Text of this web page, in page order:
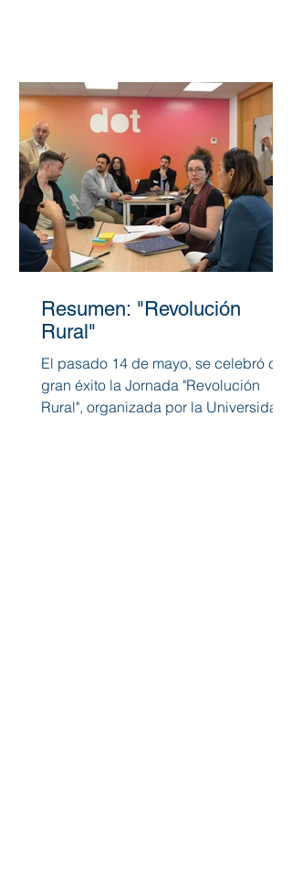
Resumen: "Revolución
Rural"
El pasado 14 de mayo, se celebró con
gran éxito la Jornada "Revolución
Rural", organizada por la Universidad